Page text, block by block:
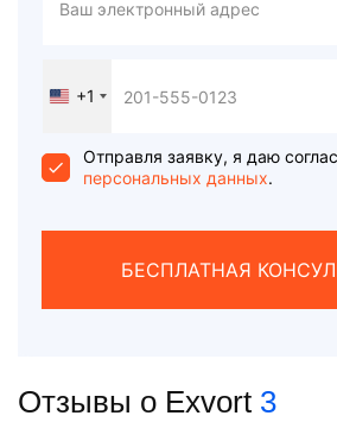
United
+1
+1
Отправля заявку, я даю
персональных данных.
БЕСПЛАТНАЯ
Отзывы о Exvort 3